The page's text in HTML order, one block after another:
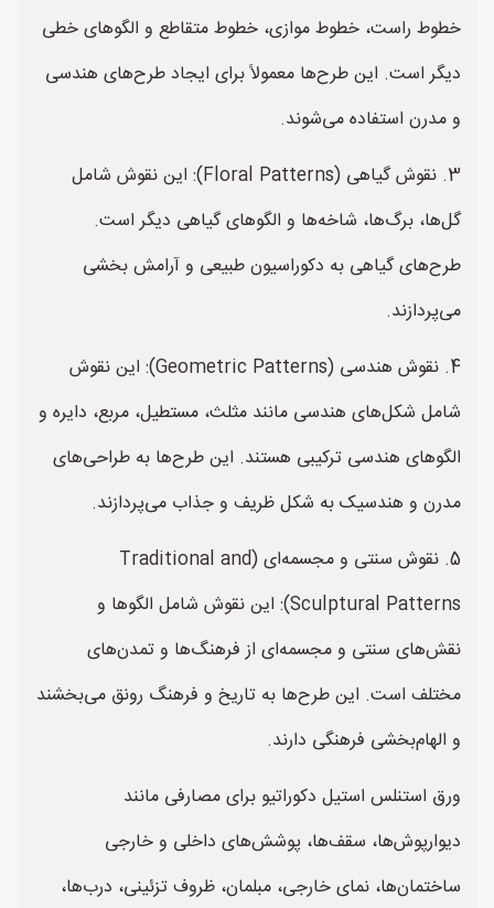
خطوط راست، خطوط موازی، خطوط متقاطع و الگوهای خطی
دیگر است. این طرح‌ها معمولاً برای ایجاد طرح‌های هندسی
و مدرن استفاده می‌شوند.
3. نقوش گیاهی (Floral Patterns): این نقوش شامل
گل‌ها، برگ‌ها، شاخه‌ها و الگوهای گیاهی دیگر است.
طرح‌های گیاهی به دکوراسیون طبیعی و آرامش بخشی
می‌پردازند.
4. نقوش هندسی (Geometric Patterns): این نقوش
شامل شکل‌های هندسی مانند مثلث، مستطیل، مربع، دایره و
الگوهای هندسی ترکیبی هستند. این طرح‌ها به طراحی‌های
مدرن و هندسیک به شکل ظریف و جذاب می‌پردازند.
5. نقوش سنتی و مجسمه‌ای (Traditional and
Sculptural Patterns): این نقوش شامل الگوها و
نقش‌های سنتی و مجسمه‌ای از فرهنگ‌ها و تمدن‌های
مختلف است. این طرح‌ها به تاریخ و فرهنگ رونق می‌بخشند
و الهام‌بخشی فرهنگی دارند.
ورق استنلس استیل دکوراتیو برای مصارفی مانند
دیوارپوش‌ها، سقف‌ها، پوشش‌های داخلی و خارجی
ساختمان‌ها، نمای خارجی، مبلمان، ظروف تزئینی، درب‌ها،